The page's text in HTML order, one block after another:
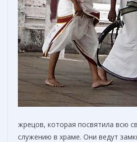
жрецов, которая посвятила всю
служению в храме. Они ведут